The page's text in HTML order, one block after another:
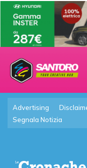
Advertising
Segnala Notizia